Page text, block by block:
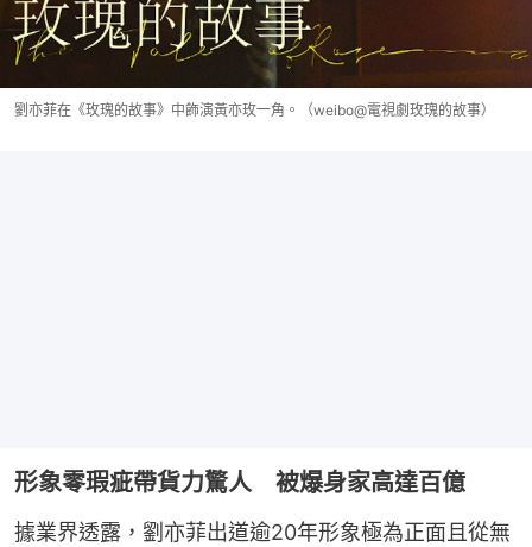
劉亦菲在《玫瑰的故事》中飾演黃亦玫一角。（weibo@電視劇玫瑰的故事）
形象零瑕疵帶貨力驚人 被爆身家高達百億
據業界透露，劉亦菲出道逾20年形象極為正面且從無